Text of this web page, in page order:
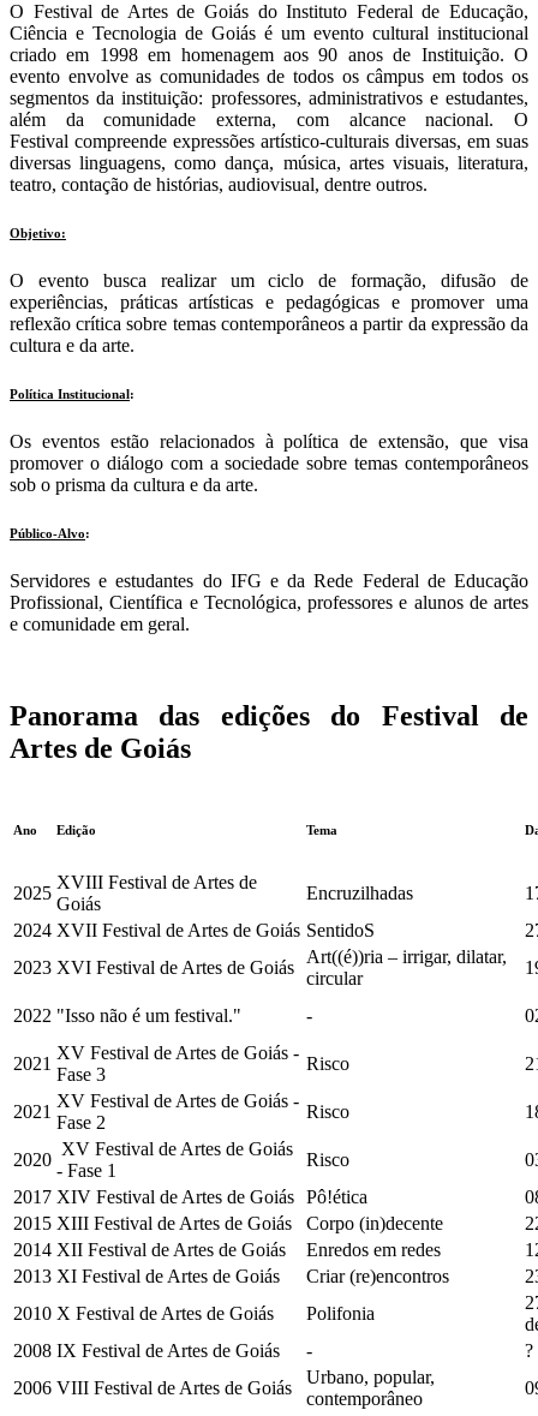
O Festival de Artes de Goiás do Instituto Federal de Educação,
Ciência e Tecnologia de Goiás é um evento cultural institucional
criado em 1998 em homenagem aos 90 anos de Instituição. O
evento envolve as comunidades de todos os câmpus em todos os
segmentos da instituição: professores, administrativos e estudantes,
além da comunidade externa, com alcance nacional. O
Festival compreende expressões artístico-culturais diversas, em suas
diversas linguagens, como dança, música, artes visuais, literatura,
teatro, contação de histórias, audiovisual, dentre outros.
Objetivo:
O evento busca realizar um ciclo de formação, difusão de
experiências, práticas artísticas e pedagógicas e promover uma
reflexão crítica sobre temas contemporâneos a partir da expressão da
cultura e da arte.
Política Institucional :
Os eventos estão relacionados à política de extensão, que visa
promover o diálogo com a sociedade sobre temas contemporâneos
sob o prisma da cultura e da arte.
Público-Alvo:
Servidores e estudantes do IFG e da Rede Federal de Educação
Profissional, Científica e Tecnológica, professores e alunos de artes
e comunidade em geral.
Panorama das edições do Festival de
Artes de Goiás
Ano Edição Tema
2025
XVIII Festival de Artes de
Goiás
Encruzilhadas
2024 XVII Festival de Artes de Goiás SentidoS
2023 XVI Festival de Artes de Goiás
Art((é))ria – irrigar, dilatar,
circular
2022 "Isso não é um festival." -
2021
XV Festival de Artes de Goiás -
Fase 3
Risco
2021
XV Festival de Artes de Goiás -
Fase 2
Risco
2020
XV Festival de Artes de Goiás
- Fase 1
Risco
2017 XIV Festival de Artes de Goiás Pô!ética
2015 XIII Festival de Artes de Goiás Corpo (in)decente
2014 XII Festival de Artes de Goiás Enredos em redes
2013 XI Festival de Artes de Goiás Criar (re)encontros
2010 X Festival de Artes de Goiás Polifonia
2008 IX Festival de Artes de Goiás -
?
2006 VIII Festival de Artes de Goiás
Urbano, popular,
contemporâneo